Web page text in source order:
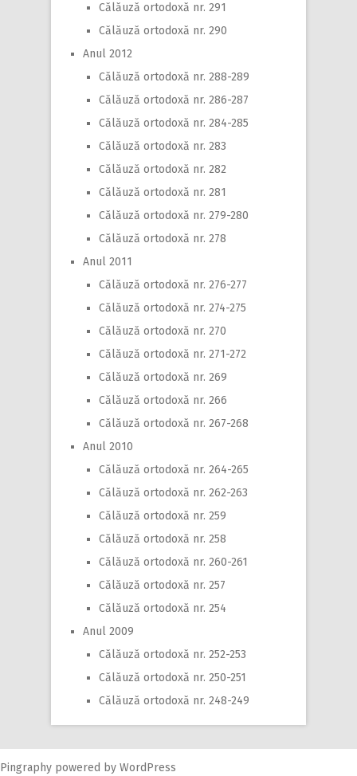
Călăuză ortodoxă nr. 291
Călăuză ortodoxă nr. 290
Anul 2012
Călăuză ortodoxă nr. 288-289
Călăuză ortodoxă nr. 286-287
Călăuză ortodoxă nr. 284-285
Călăuză ortodoxă nr. 283
Călăuză ortodoxă nr. 282
Călăuză ortodoxă nr. 281
Călăuză ortodoxă nr. 279-280
Călăuză ortodoxă nr. 278
Anul 2011
Călăuză ortodoxă nr. 276-277
Călăuză ortodoxă nr. 274-275
Călăuză ortodoxă nr. 270
Călăuză ortodoxă nr. 271-272
Călăuză ortodoxă nr. 269
Călăuză ortodoxă nr. 266
Călăuză ortodoxă nr. 267-268
Anul 2010
Călăuză ortodoxă nr. 264-265
Călăuză ortodoxă nr. 262-263
Călăuză ortodoxă nr. 259
Călăuză ortodoxă nr. 258
Călăuză ortodoxă nr. 260-261
Călăuză ortodoxă nr. 257
Călăuză ortodoxă nr. 254
Anul 2009
Călăuză ortodoxă nr. 252-253
Călăuză ortodoxă nr. 250-251
Călăuză ortodoxă nr. 248-249
Pingraphy powered by WordPress